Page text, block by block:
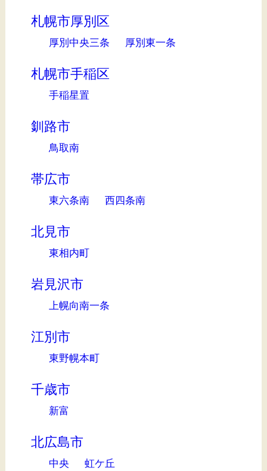
札幌市厚別区
厚別中央三条 厚別東一条
札幌市手稲区
手稲星置
釧路市
鳥取南
帯広市
東六条南 西四条南
北見市
東相内町
岩見沢市
上幌向南一条
江別市
東野幌本町
千歳市
新富
北広島市
中央 虹ケ丘